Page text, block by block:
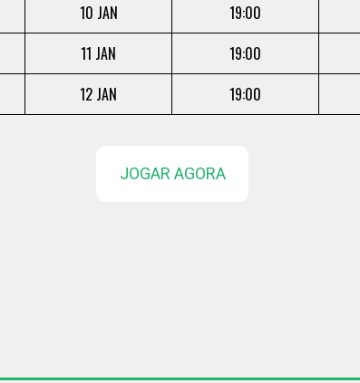
10 JAN 19:00
11 JAN 19:00
12 JAN 19:00
JOGAR AGORA